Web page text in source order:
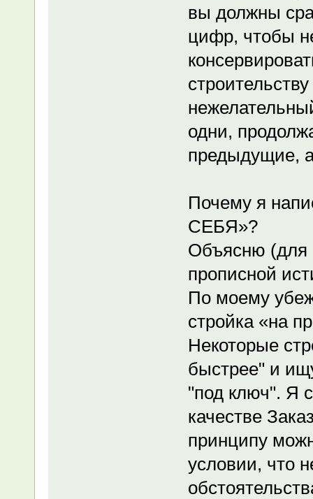
вы должны
цифр, чтобы
одни,
предыдущие,
Почему я
СЕБЯ»?
Объясню (для
прописной
По моему
стройка «на
Некоторые
быстрее" и
"под ключ". Я
качестве
принципу
условии, что